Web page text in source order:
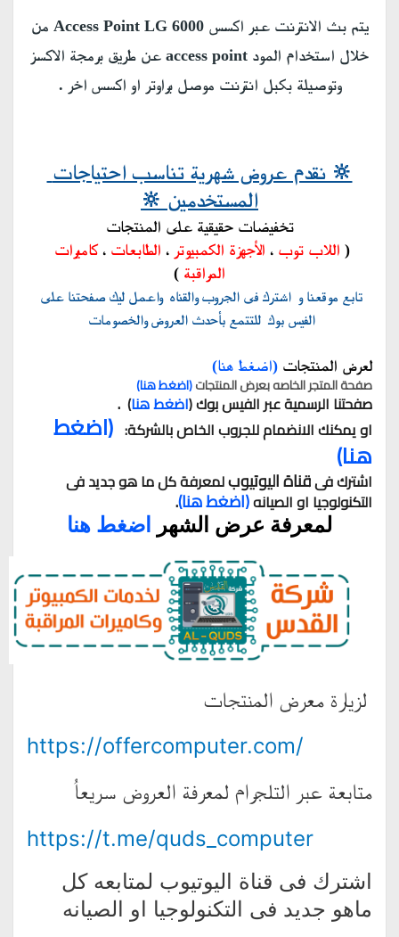
يتم بث الانترنت عبر اكسس Access Point LG 6000 من
خلال استخدام المود access point عن طريق برمجة الاكسز
وتوصيلة بكبل انترنت موصل براوتر او اكسس اخر .
المستخدمين 🔆
تخفيضات حقيقية على المنتجات
( اللاب توب ، الأجهزة الكمبيوتر ، الطابعات ،
المراقبة )
الفيس بوك  للتتمع بأحدث العروض والخصومات
لعرض المنتجات (اضغط هنا)
صفحة المتجر الخاصه بعرض المنتجات (اضغط هنا)
صفحتنا الرسمية عبر الفيس بوك (اضغط هنا)
.
او يمكنك الانضمام للجروب الخاص بالشركة:
هنا)
اشترك فى قناة اليوتيوب
التكنولوجيا او الصيانه (اضغط هنا).
لمعرفة عرض الشهر اضغط هنا
لزيارة معرض المنتجات
https://offercomputer.com/
متابعة عبر التلجرام لمعرفة العروض سريعاُ
https://t.me/quds_computer
اشترك فى قناة اليوتيوب لمتابعه كل
ماهو جديد فى التكنولوجيا او الصيانه